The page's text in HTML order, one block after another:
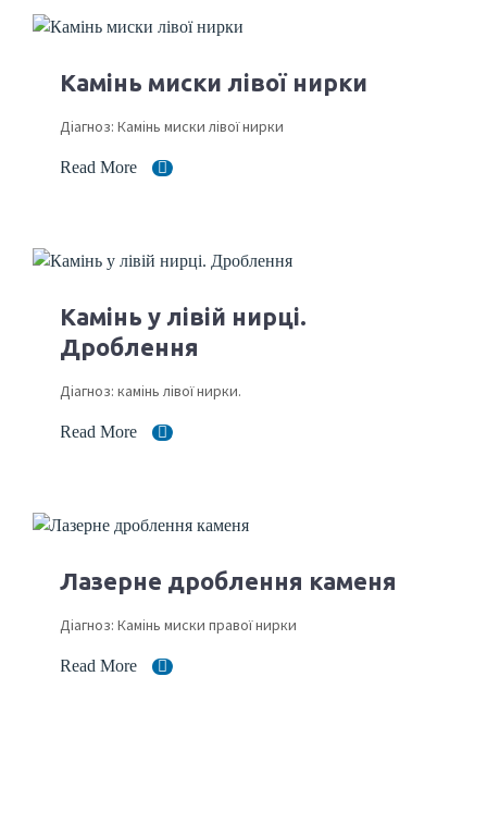
Камінь миски лівої нирки
Діагноз: Камінь миски лівої нирки
Read More
Камінь у лівій нирці.
Дроблення
Діагноз: камінь лівої нирки.
Read More
Лазерне дроблення каменя
Діагноз: Камінь миски правої нирки
Read More